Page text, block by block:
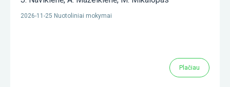
2026-11-25 Nuotoliniai mokymai
Plačiau